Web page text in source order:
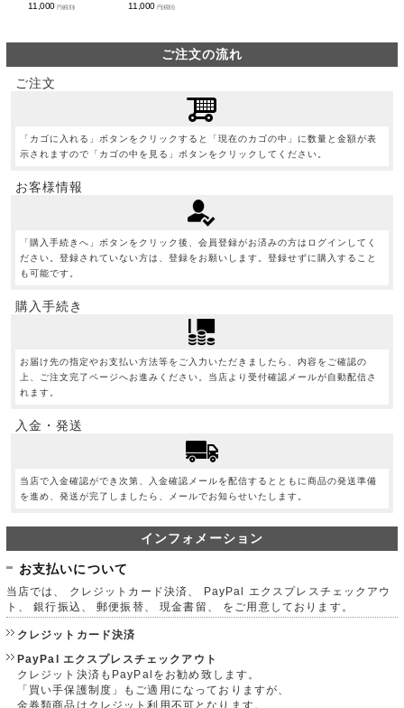
11,000円(税別)
11,000 円(税別)
ご注文の流れ
ご注文
「カゴに入れる」ボタンをクリックすると「現在のカゴの中」に数量と金額が表
示されますので「カゴの中を見る」ボタンをクリックしてください。
お客様情報
「購入手続きへ」ボタンをクリック後、会員登録がお済みの方はログインしてく
ださい。登録されていない方は、登録をお願いします。登録せずに購入すること
も可能です。
購入手続き
お届け先の指定やお支払い方法等をご入力いただきましたら、内容をご確認の
上、ご注文完了ページへお進みください。当店より受付確認メールが自動配信さ
れます。
入金・発送
当店で入金確認ができ次第、入金確認メールを配信するとともに商品の発送準備
を進め、発送が完了しましたら、メールでお知らせいたします。
インフォメーション
お支払いについて
当店では、 クレジットカード決済、 PayPal エクスプレスチェックアウ
ト、 銀行振込、 郵便振替、 現金書留、 をご用意しております。
クレジットカード決済
PayPal エクスプレスチェックアウト
クレジット決済もPayPalをお勧め致します。
「買い手保護制度」もご適用になっておりますが、
金券類商品はクレジット利用不可となります。